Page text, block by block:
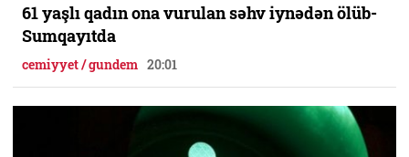
61 yaşlı qadın ona vurulan səhv iynədən ölüb-
Sumqayıtda
cemiyyet / gundem 20:01